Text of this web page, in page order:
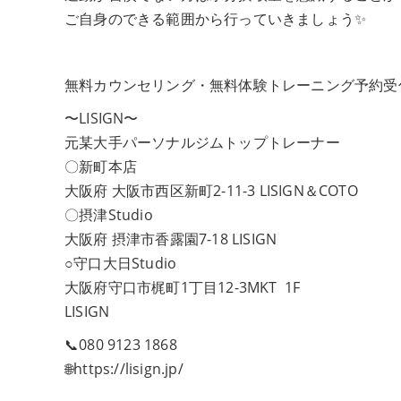
ご自身のできる範囲から行っていきましょう✨
無料カウンセリング・無料体験トレーニング予約受
〜LISIGN〜
元某大手パーソナルジムトップトレーナー
〇新町本店
大阪府 大阪市西区新町2-11-3 LISIGN＆COTO
〇摂津Studio
大阪府 摂津市香露園7-18 LISIGN
○守口大日Studio
大阪府守口市梶町1丁目12-3MKT 1F
LISIGN
📞080 9123 1868
🌐https://lisign.jp/